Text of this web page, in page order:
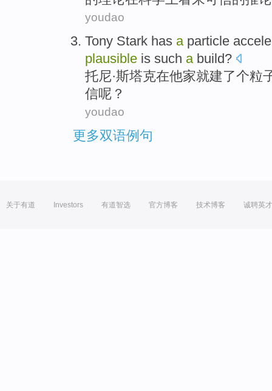
youdao
Tony Stark has a particle
plausible is such a build?
托尼·斯塔克在他家就建了个粒
信呢？
youdao
更多双语例句
关于有道 Investors 有道智选 官方博客 技术博客 诚聘英才